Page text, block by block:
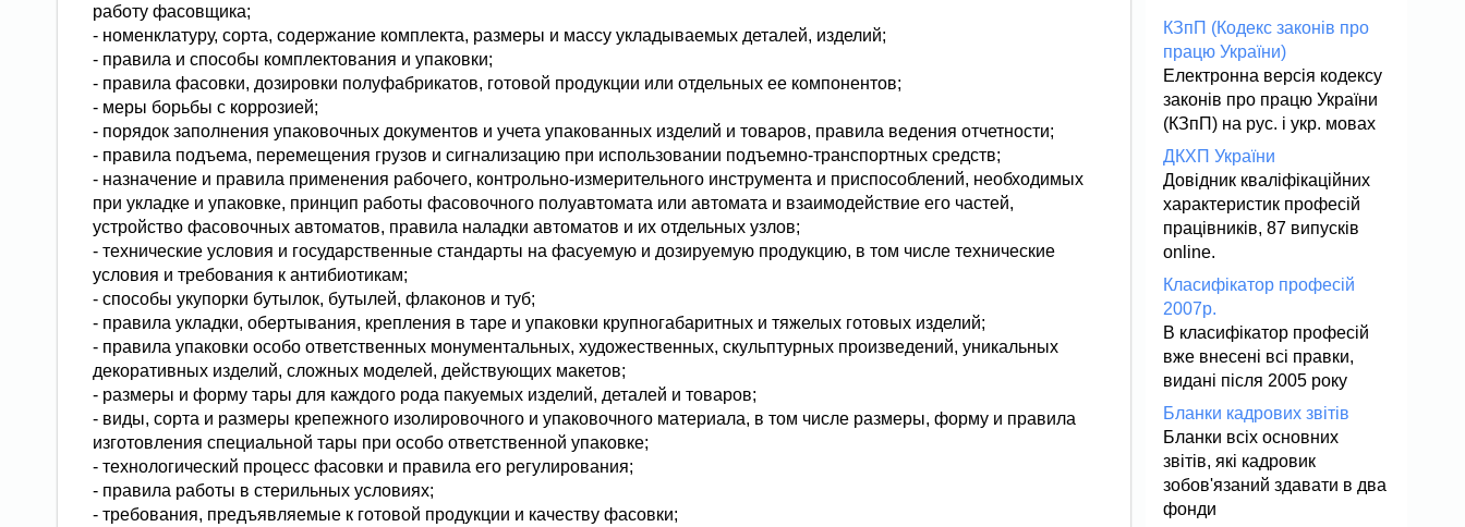
работу фасовщика;
- номенклатуру, сорта, содержание комплекта, размеры и массу укладываемых деталей, изделий;
- правила и способы комплектования и упаковки;
- правила фасовки, дозировки полуфабрикатов, готовой продукции или отдельных ее компонентов;
- меры борьбы с коррозией;
- порядок заполнения упаковочных документов и учета упакованных изделий и товаров, правила ведения отчетности;
- правила подъема, перемещения грузов и сигнализацию при использовании подъемно-транспортных средств;
- назначение и правила применения рабочего, контрольно-измерительного инструмента и приспособлений, необходимых
при укладке и упаковке, принцип работы фасовочного полуавтомата или автомата и взаимодействие его частей,
устройство фасовочных автоматов, правила наладки автоматов и их отдельных узлов;
- технические условия и государственные стандарты на фасуемую и дозируемую продукцию, в том числе технические
условия и требования к антибиотикам;
- способы укупорки бутылок, бутылей, флаконов и туб;
- правила укладки, обертывания, крепления в таре и упаковки крупногабаритных и тяжелых готовых изделий;
- правила упаковки особо ответственных монументальных, художественных, скульптурных произведений, уникальных
декоративных изделий, сложных моделей, действующих макетов;
- размеры и форму тары для каждого рода пакуемых изделий, деталей и товаров;
- виды, сорта и размеры крепежного изолировочного и упаковочного материала, в том числе размеры, форму и правила
изготовления специальной тары при особо ответственной упаковке;
- технологический процесс фасовки и правила его регулирования;
- правила работы в стерильных условиях;
- требования, предъявляемые к готовой продукции и качеству фасовки;
КЗпП (Кодекс законів про
працю України)
Електронна версія кодексу
законів про працю України
(КЗпП) на рус. і укр. мовах
ДКХП України
Довідник кваліфікаційних
характеристик професій
працівників, 87 випусків
online.
Класифікатор професій
2007р.
В класифікатор професій
вже внесені всі правки,
видані після 2005 року
Бланки кадрових звітів
Бланки всіх основних
звітів, які кадровик
зобов'язаний здавати в два
фонди